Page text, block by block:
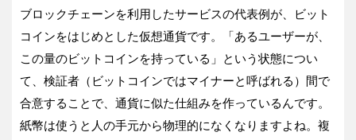
ブロックチェーンを利用したサービスの代表例が、ビット
コインをはじめとした仮想通貨です。「あるユーザーが、
この量のビットコインを持っている」という状態につい
て、検証者（ビットコインではマイナーと呼ばれる）間で
合意することで、通貨に似た仕組みを作っているんです。
紙幣は使うと人の手元から物理的になくなりますよね。複